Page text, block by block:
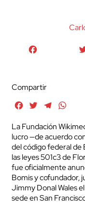
Compartir
FacebookTwitterTelegram
La Fundación
lucro —de acuerdo
del código federal de
las leyes 501c3 de
fue oficialmente
Bomis y cofundador,
Jimmy Donal Wales el
sede en San